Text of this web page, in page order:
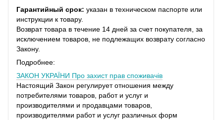
Гарантийный срок: указан в техническом паспорте или
инструкции к товару.
Возврат товара в течение 14 дней за счет покупателя, за
исключением товаров, не подлежащих возврату согласно
Закону.
Подробнее:
ЗАКОН УКРАЇНИ Про захист прав споживачів
Настоящий Закон регулирует отношения между
потребителями товаров, работ и услуг и
производителями и продавцами товаров,
производителями работ и услуг различных форм